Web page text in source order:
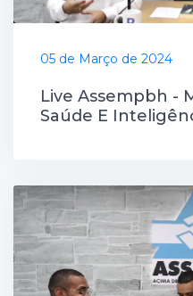
05 de Março de 2024
Live Assempbh -
Saúde E